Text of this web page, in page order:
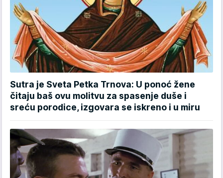
Sutra je Sveta Petka Trnova: U ponoć žene
čitaju baš ovu molitvu za spasenje duše i
sreću porodice, izgovara se iskreno i u miru